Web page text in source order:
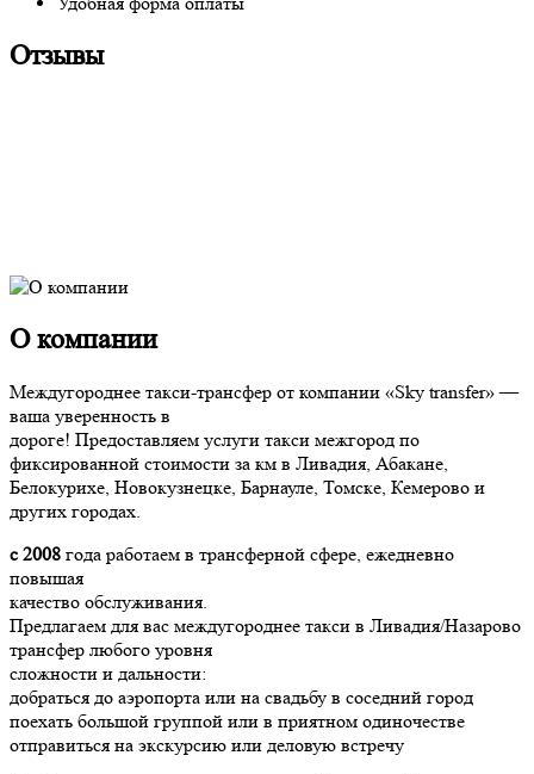
Отзывы
О компании
Междугороднее такси-трансфер от компании «Sky transfer» —
ваша уверенность в
дороге! Предоставляем услуги такси межгород по
фиксированной стоимости за км в Ливадия, Абакане,
Белокурихе, Новокузнецке, Барнауле, Томске, Кемерово и
других городах.
с 2008 года работаем в трансферной сфере, ежедневно
повышая
качество обслуживания.
Предлагаем для вас междугороднее такси в Ливадия/Назарово
трансфер любого уровня
сложности и дальности:
добраться до аэропорта или на свадьбу в соседний город
поехать большой группой или в приятном одиночестве
отправиться на экскурсию или деловую встречу